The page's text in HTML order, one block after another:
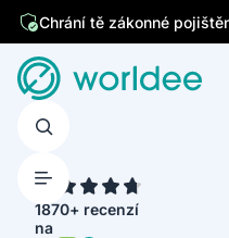
Chrání tě zákonné pojištění
Jsme česká firma
1870+ recenzí
na